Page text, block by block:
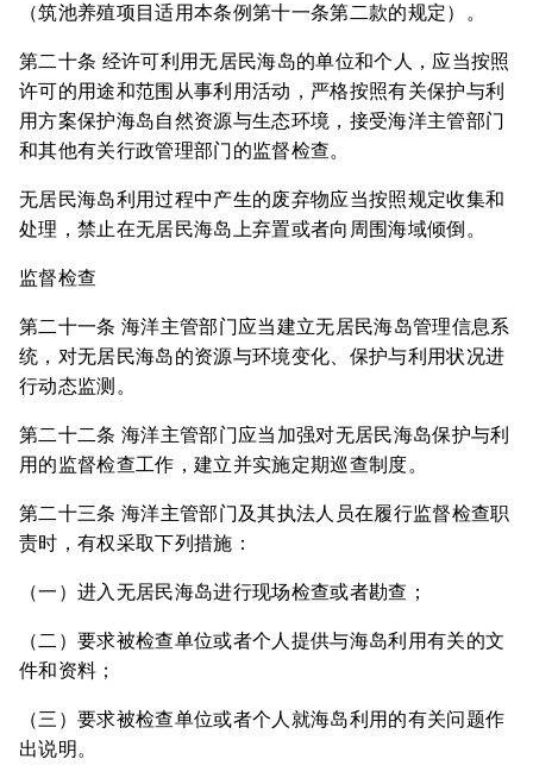
（筑池养殖项目适用本条例第十一条第二款的规定）。
第二十条 经许可利用无居民海岛的单位和个人，应当按照
许可的用途和范围从事利用活动，严格按照有关保护与利
用方案保护海岛自然资源与生态环境，接受海洋主管部门
和其他有关行政管理部门的监督检查。
无居民海岛利用过程中产生的废弃物应当按照规定收集和
处理，禁止在无居民海岛上弃置或者向周围海域倾倒。
监督检查
第二十一条 海洋主管部门应当建立无居民海岛管理信息系
统，对无居民海岛的资源与环境变化、保护与利用状况进
行动态监测。
第二十二条 海洋主管部门应当加强对无居民海岛保护与利
用的监督检查工作，建立并实施定期巡查制度。
第二十三条 海洋主管部门及其执法人员在履行监督检查职
责时，有权采取下列措施：
（一）进入无居民海岛进行现场检查或者勘查；
（二）要求被检查单位或者个人提供与海岛利用有关的文
件和资料；
（三）要求被检查单位或者个人就海岛利用的有关问题作
出说明。